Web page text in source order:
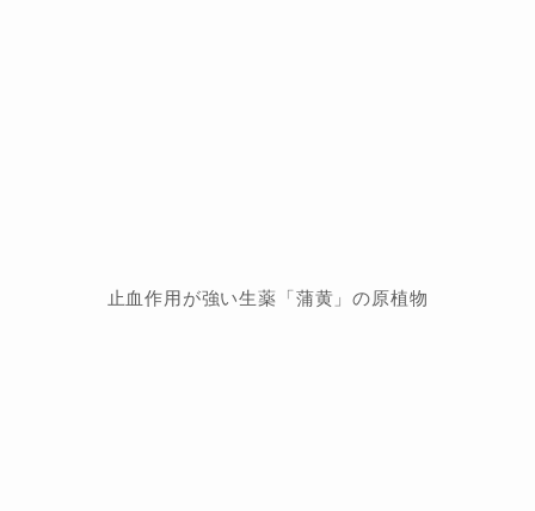
止血作用が強い生薬「蒲黄」の原植物